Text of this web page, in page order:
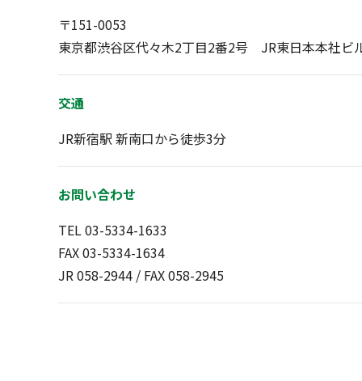
〒151-0053
東京都渋谷区代々木2丁目2番2号 JR東日本本社ビ
交通
JR新宿駅 新南口から徒歩3分
お問い合わせ
TEL03-5334-1633
FAX 03-5334-1634
JR 058-2944 / FAX 058-2945